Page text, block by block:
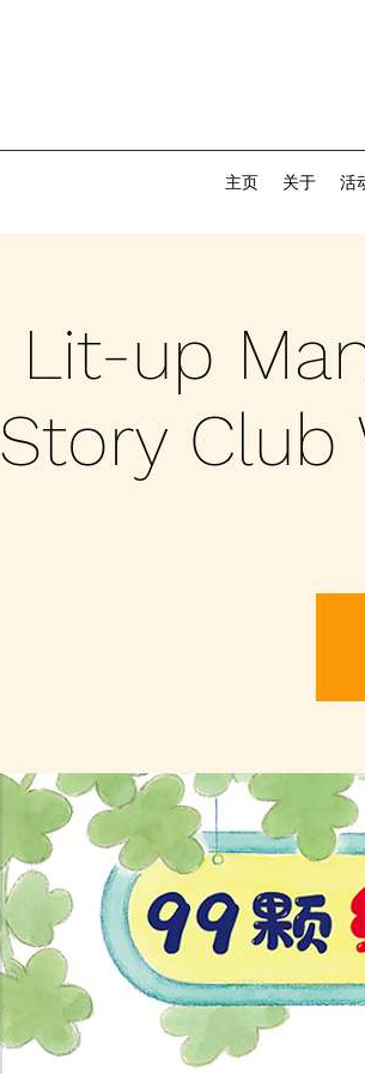
主页 关于 活
Lit-up
Story Club